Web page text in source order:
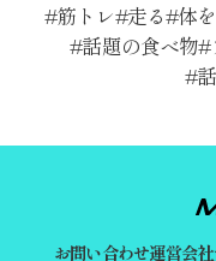
筋トレ 走る 体
話題の食べ物
お問い合わせ運営会社